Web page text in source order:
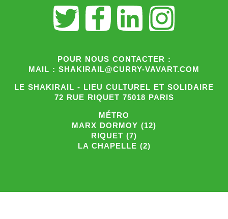
POUR NOUS CONTACTER :
MAIL : SHAKIRAIL@CURRY-VAVART.COM
LE SHAKIRAIL - LIEU CULTUREL ET SOLIDAIRE
72 RUE RIQUET 75018 PARIS
MÉTRO
MARX DORMOY (12)
RIQUET (7)
LA CHAPELLE (2)